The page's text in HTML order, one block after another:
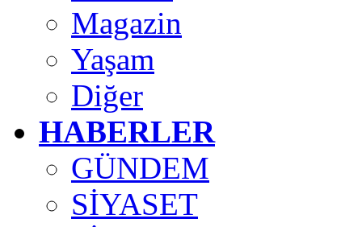
Magazin
Yaşam
Diğer
HABERLER
GÜNDEM
SİYASET